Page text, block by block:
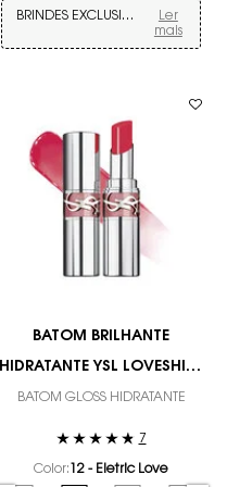
BRINDES EXCLUSIVOS
Ler
mais
BATOM BRILHANTE
HIDRATANTE YSL LOVESHINE
LIP OIL ENRIQUECIDO COM
BATOM GLOSS HIDRATANTE
7
Color: 12 - Eletric Love